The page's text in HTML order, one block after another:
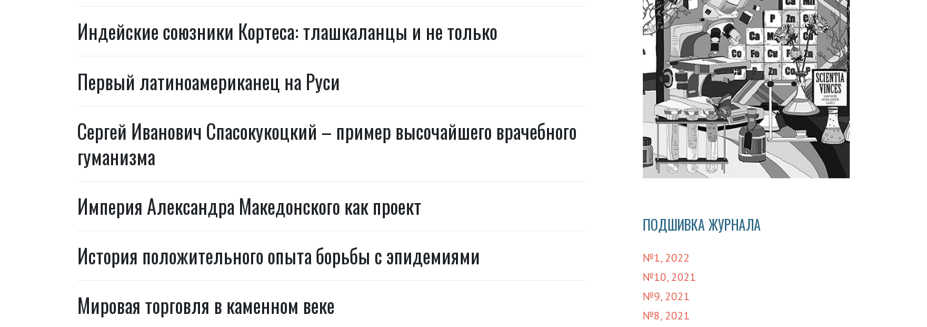
Индейские союзники Кортеса: тлашкаланцы и не только
Первый латиноамериканец на Руси
Сергей Иванович Спасокукоцкий – пример высочайшего врачебного
гуманизма
Империя Александра Македонского как проект
История положительного опыта борьбы с эпидемиями
Мировая торговля в каменном веке
ПОДШИВКА ЖУРНАЛА
№1, 2022
№10, 2021
№9, 2021
№8, 2021